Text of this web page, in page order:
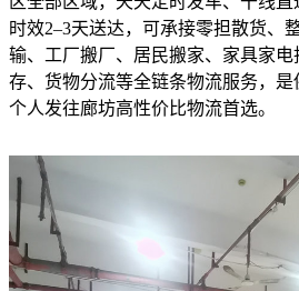
时效2–3天送达，可承接零担散货、
输、工厂搬厂、居民搬家、家具家
存、货物分流等全链条物流服务，是
个人发往廊坊高性价比物流首选。